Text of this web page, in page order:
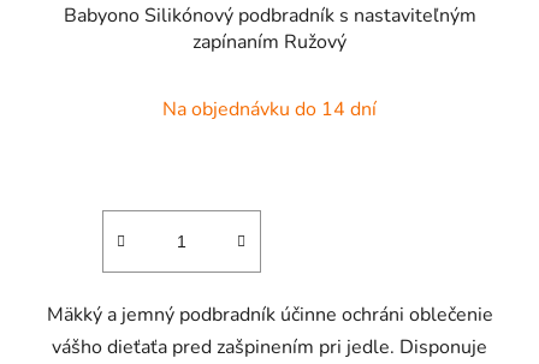
Babyono Silikónový podbradník s nastaviteľným
zapínaním Ružový
Na objednávku do 14 dní
Mäkký a jemný podbradník účinne ochráni oblečenie
vášho dieťaťa pred zašpinením pri jedle. Disponuje